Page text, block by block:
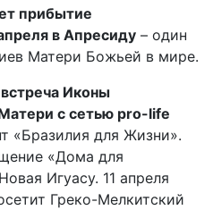
прибытие
в Апресиду – один
Матери Божьей в мире.
Иконы
с сетью pro-life
«Бразилия для Жизни».
«Дома для
Игуасу. 11 апреля
Греко-Мелкитский